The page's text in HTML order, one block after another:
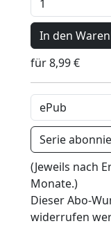
In den
für 8,99 €
Serie
(Jeweils nach
Monate.)
Dieser Abo-
widerrufen